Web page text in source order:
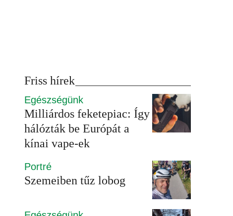
Friss hírek
Egészségünk
Milliárdos feketepiac: Így
hálózták be Európát a
kínai vape-ek
Portré
Szemeiben tűz lobog